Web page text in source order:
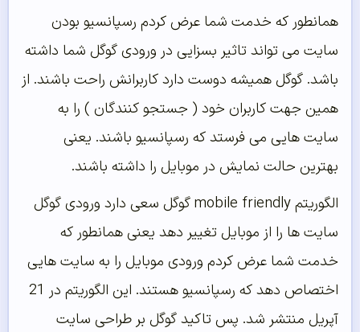
که خدمت شما عرض کردم رسپانسیو بودن
می تواند تاثیر بسزایی در ورودی گوگل شما داشته
گوگل همیشه دوست دارد کاربرانش راحت باشند. از
جهت کاربران خود ( جستجو کنندگان ) را به
هایی می فرستد که رسپانسیو باشند. یعنی
حالت نمایش در موبایل را داشته باشند.
الگوریتم mobile friendly گوگل سعی دارد ورودی گوگل
ها را از موبایل تغییر دهد یعنی همانطور که
شما عرض کردم ورودی موبایل را به سایت هایی
اختصاص دهد که رسپانسیو هستند. این الگوریتم در 21
منتشر شد. پس تاکید گوگل بر طراحی سایت